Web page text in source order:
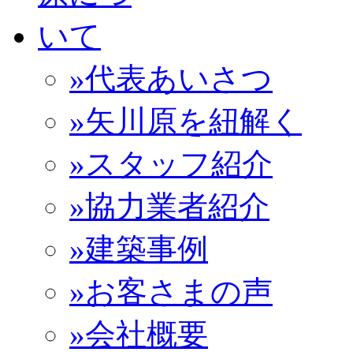
»代表あいさつ
»矢川原を紐解く
»スタッフ紹介
»協力業者紹介
»建築事例
»お客さまの声
»会社概要